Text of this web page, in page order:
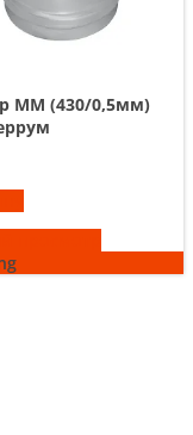
ММ (430/0,5мм)